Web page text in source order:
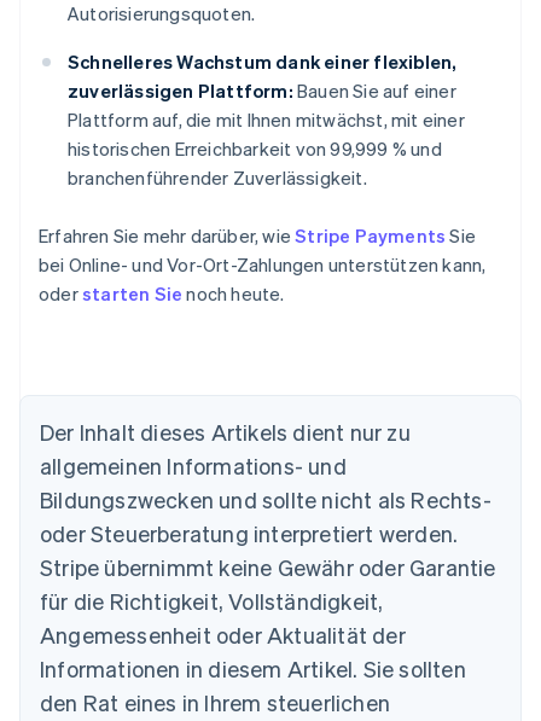
Autorisierungsquoten.
Schnelleres Wachstum dank einer flexiblen,
zuverlässigen Plattform: Bauen Sie auf einer
Plattform auf, die mit Ihnen mitwächst, mit einer
historischen Erreichbarkeit von 99,999 % und
branchenführender Zuverlässigkeit.
Erfahren Sie mehr darüber, wieStripe Payments Sie
bei Online- und Vor-Ort-Zahlungen unterstützen kann,
oderstarten Sie noch heute.
Der Inhalt dieses Artikels dient nur zu
allgemeinen Informations- und
Bildungszwecken und sollte nicht als Rechts-
oder Steuerberatung interpretiert werden.
Stripe übernimmt keine Gewähr oder Garantie
für die Richtigkeit, Vollständigkeit,
Angemessenheit oder Aktualität der
Informationen in diesem Artikel. Sie sollten
den Rat eines in Ihrem steuerlichen
Australien
English
Nederlands FrançaisDeutschEnglish
Brasilien
English
Bulgarien
English
Dänemark